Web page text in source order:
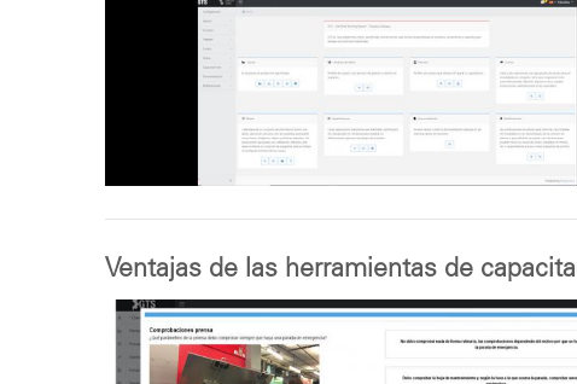
Ventajas de las herramientas de